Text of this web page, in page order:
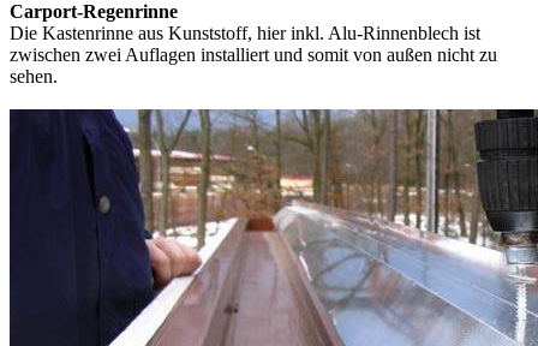
Carport-Regenrinne
Die Kastenrinne aus Kunststoff, hier inkl. Alu-Rinnenblech ist
zwischen zwei Auflagen installiert und somit von außen nicht zu
sehen.